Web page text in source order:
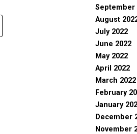
September
August
July 2022
June 2022
May 2022
April 2022
March 2022
February
January
December
November